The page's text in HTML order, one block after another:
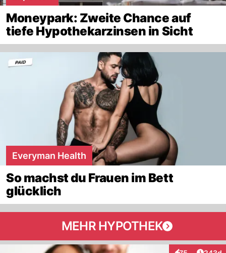
Moneypark: Zweite Chance auf
tiefe Hypothekarzinsen in Sicht
Everyman Health
So machst du Frauen im Bett
glücklich
MEHR HYPOTHEK